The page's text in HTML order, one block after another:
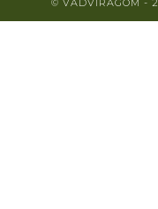
© VADVIRÁGOM -